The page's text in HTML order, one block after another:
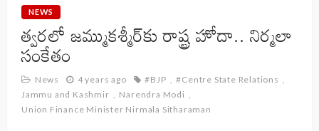
NEWS
త్వరలో జమ్ముకశ్మీర్‌కు రాష్ట్ర హోదా‌.. నిర్మలా
సంకేతం
News 4 years ago #BJP
#Centre State Relations
Jammu and Kashmir
Narendra Modi
Union Finance Minister Nirmala Sitharaman